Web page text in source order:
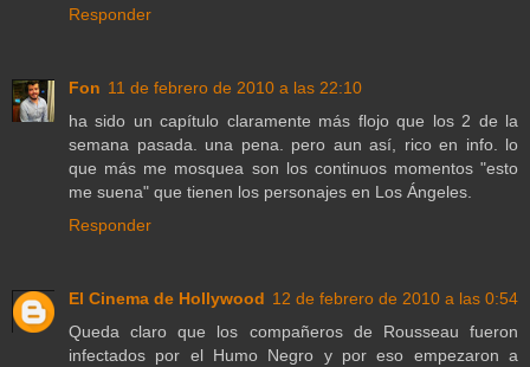
Responder
Fon 11 de febrero de 2010 a las 22:10
ha sido un capítulo claramente más flojo que los 2 de la
semana pasada. una pena. pero aun así, rico en info. lo
que más me mosquea son los continuos momentos "esto
me suena" que tienen los personajes en Los Ángeles.
Responder
El Cinema de Hollywood 12 de febrero de 2010 a las 0:54
Queda claro que los compañeros de Rousseau fueron
infectados por el Humo Negro y por eso empezaron a